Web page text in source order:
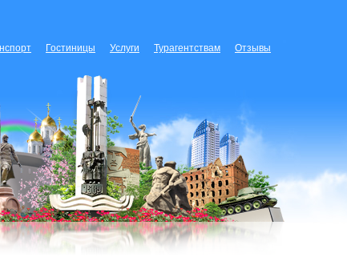
Гостиницы Услуги Турагентствам Отзывы